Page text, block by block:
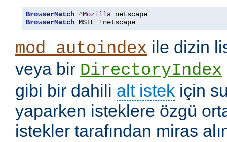
BrowserMatch ^Mozilla
BrowserMatch MSIE ! netscape
mod_autoindex ile dizin
veya bir DirectoryIndex
gibi bir dahili alt istek için
yaparken isteklere özgü
istekler tarafından miras